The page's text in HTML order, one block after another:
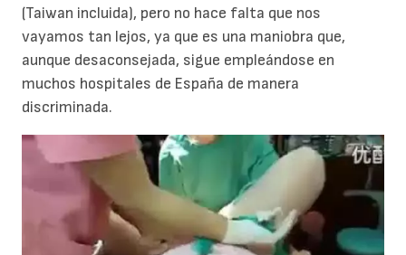
(Taiwan incluida), pero no hace falta que nos
vayamos tan lejos, ya que es una maniobra que,
aunque desaconsejada, sigue empleándose en
muchos hospitales de España de manera
discriminada.